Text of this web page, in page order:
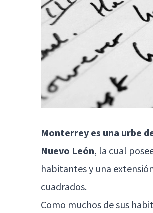
Monterrey es una urbe
Nuevo León, la cual
habitantes y una
cuadrados.
Como muchos de sus